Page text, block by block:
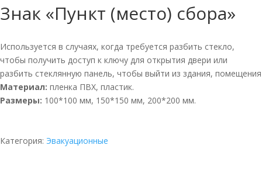
Знак «Пункт (место) сбора»
Используется в случаях, когда требуется разбить стекло,
чтобы получить доступ к ключу для открытия двери или
разбить стеклянную панель, чтобы выйти из здания, помещения
Материал: пленка ПВХ, пластик.
Размеры: 100*100 мм, 150*150 мм, 200*200 мм.
Категория: Эвакуационные